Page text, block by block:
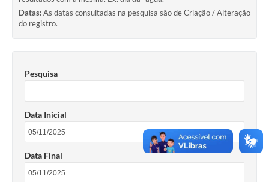
Datas:As datas consultadas na pesquisa são de Criação / Alteração
do registro.
Pesquisa
Data Inicial
Data Final